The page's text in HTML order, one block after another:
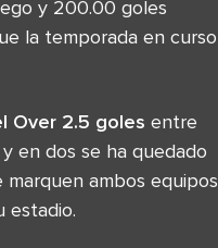
y 200.00 goles
la temporada en curso
Over 2.5 goles entre
en dos se ha quedado
ambos equipos
estadio.